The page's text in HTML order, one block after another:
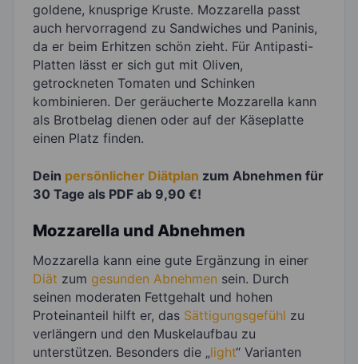
goldene, knusprige Kruste. Mozzarella passt
auch hervorragend zu Sandwiches und Paninis,
da er beim Erhitzen schön zieht. Für Antipasti-
Platten lässt er sich gut mit Oliven,
getrockneten Tomaten und Schinken
kombinieren. Der geräucherte Mozzarella kann
als Brotbelag dienen oder auf der Käseplatte
einen Platz finden.
Dein persönlicher Diätplan zum Abnehmen für
30 Tage als PDF ab 9,90 €!
Mozzarella und Abnehmen
Mozzarella kann eine gute Ergänzung in einer
Diät zum gesunden Abnehmen sein. Durch
seinen moderaten Fettgehalt und hohen
Proteinanteil hilft er, das Sättigungsgefühl zu
verlängern und den Muskelaufbau zu
unterstützen. Besonders die „light“ Varianten